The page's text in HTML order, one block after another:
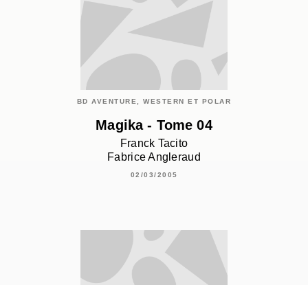
BD AVENTURE, WESTERN ET POLAR
Magika - Tome 04
Franck Tacito
Fabrice Angleraud
02/03/2005